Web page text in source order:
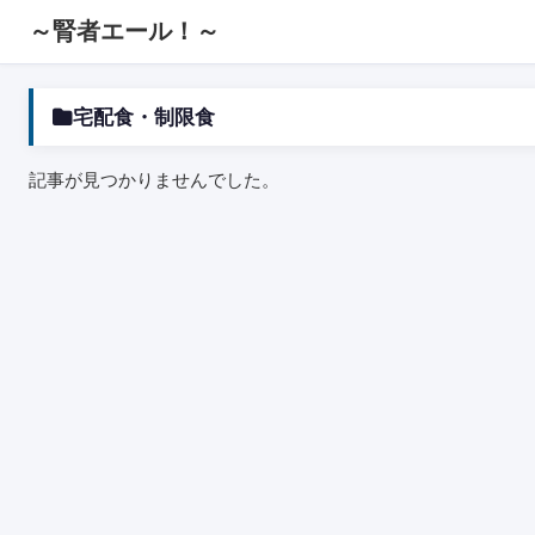
～腎者エール！～
宅配食・制限食
記事が見つかりませんでした。